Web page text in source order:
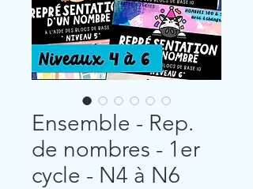
Ensemble - Rep.
de nombres - 1er
cycle - N4 à N6